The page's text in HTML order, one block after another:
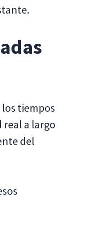
tiempos
a largo
del